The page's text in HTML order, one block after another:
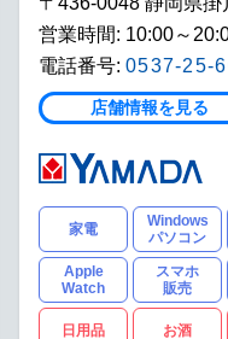
営業時間: 10:00～
電話番号: 0537-25-
店舗情報を見る
家電
Windows
パソコン
Apple
Watch
スマホ
販売
日用品 お酒